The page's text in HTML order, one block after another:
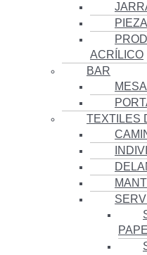
ACRÍLICO
BAR
TEXTILES